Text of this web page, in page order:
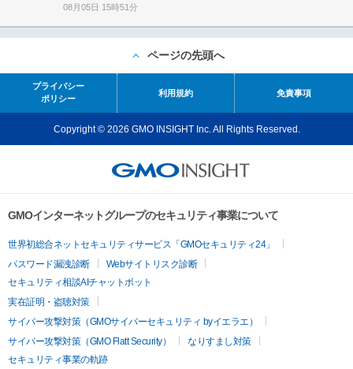
08月05日 15時51分
ページの先頭へ
プライバシー
ポリシー
利用規約 免責事項
Copyright © 2026 GMO INSIGHT Inc. All Rights Reserved.
GMOインターネットグループのセキュリティ事業について
世界初総合ネットセキュリティサービス「GMOセキュリティ24」
パスワード漏洩診断
Webサイトリスク診断
セキュリティ相談AIチャットボット
実在証明・盗聴対策
サイバー攻撃対策（GMOサイバーセキュリティ byイエラエ）
サイバー攻撃対策（GMO Flatt Security）
なりすまし対策
セキュリティ事業の軌跡